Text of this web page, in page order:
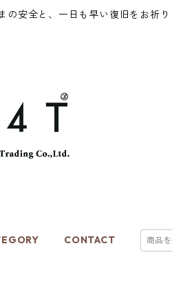
の安全と、一日も早い復旧をお祈
CONTACT